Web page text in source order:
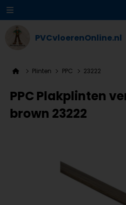
PVCvloerenOnline.nl
Plinten PPC 23222
PPC Plakplinten
brown 23222